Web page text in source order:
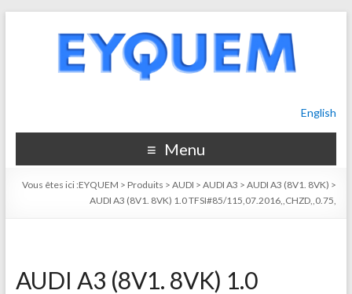
English
Menu
Vous êtes ici :EYQUEM > Produits >AUDI >AUDI A3 >AUDI A3 (8V1. 8VK) >
AUDI A3 (8V1. 8VK) 1.0 TFSI#85/115,07.2016,,CHZD,,0.75,
AUDI A3 (8V1. 8VK) 1.0